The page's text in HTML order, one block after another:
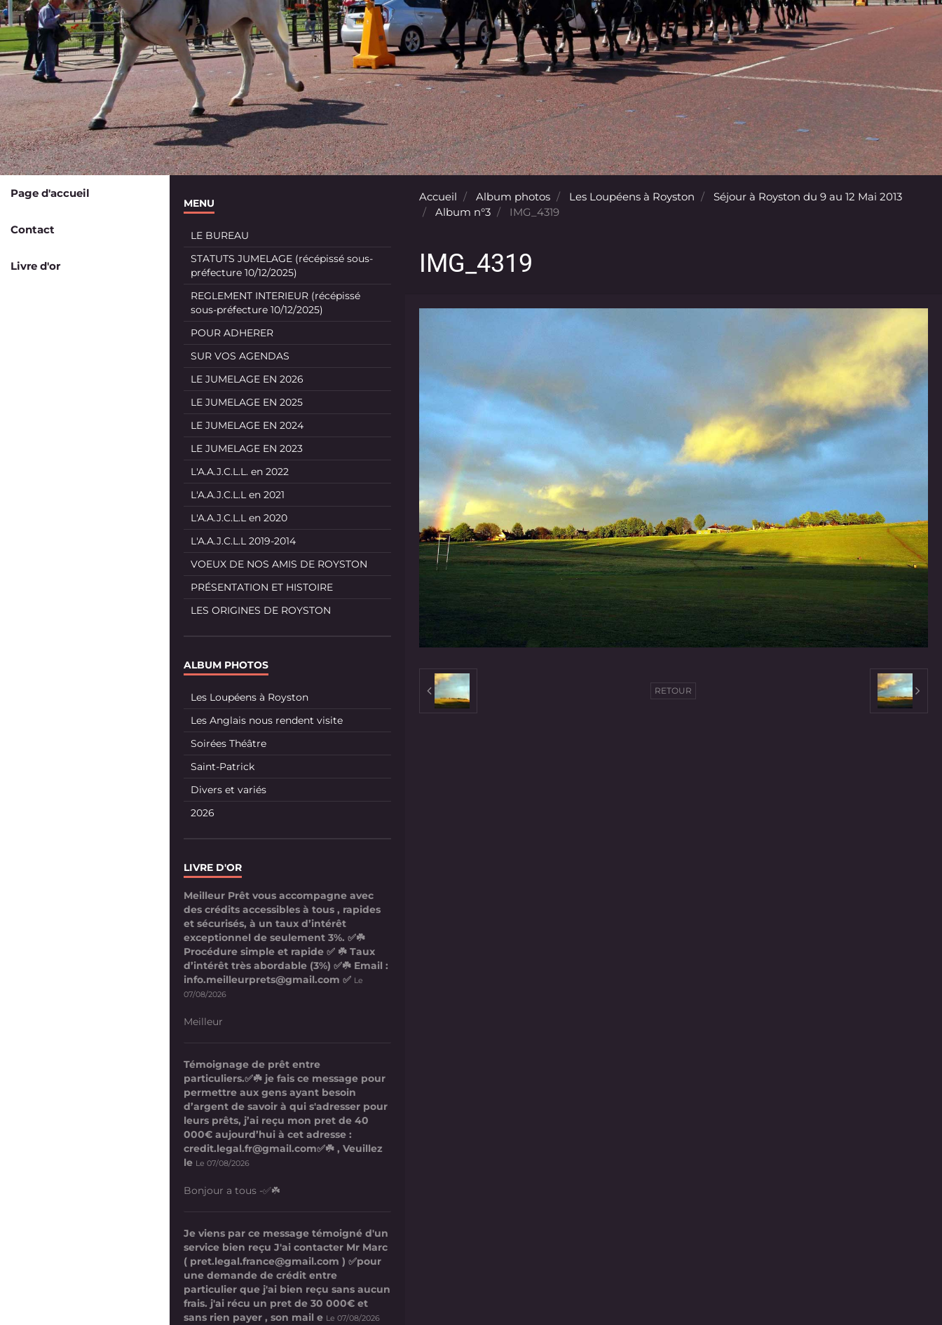
Page d'accueil
Contact
Livre d'or
Accueil Album photos Les Loupéens à Royston
Séjour à Royston du 9 au 12 Mai 2013
Album n°3
IMG_4319
IMG_4319
RETOUR
MENU
LE BUREAU
STATUTS JUMELAGE (récépissé sous-
préfecture 10/12/2025)
REGLEMENT INTERIEUR (récépissé
sous-préfecture 10/12/2025)
POUR ADHERER
SUR VOS AGENDAS
LE JUMELAGE EN 2026
LE JUMELAGE EN 2025
LE JUMELAGE EN 2024
LE JUMELAGE EN 2023
L'A.A.J.C.L.L. en 2022
L'A.A.J.C.L.L en 2021
L'A.A.J.C.L.L en 2020
L'A.A.J.C.L.L 2019-2014
VOEUX DE NOS AMIS DE ROYSTON
PRÉSENTATION ET HISTOIRE
LES ORIGINES DE ROYSTON
ALBUM PHOTOS
Les Loupéens à Royston
Les Anglais nous rendent visite
Soirées Théâtre
Saint-Patrick
Divers et variés
2026
LIVRE D'OR
Meilleur Prêt vous accompagne avec
des crédits accessibles à tous , rapides
et sécurisés, à un taux d’intérêt
exceptionnel de seulement 3%. ✅☘️
Procédure simple et rapide ✅ ☘️ Taux
d’intérêt très abordable (3%) ✅☘️ Email :
info.meilleurprets@gmail.com ✅ Le
07/08/2026
Meilleur
Témoignage de prêt entre
particuliers.✅☘️ je fais ce message pour
permettre aux gens ayant besoin
d’argent de savoir à qui s'adresser pour
leurs prêts, j’ai reçu mon pret de 40
000€ aujourd’hui à cet adresse :
credit.legal.fr@gmail.com✅☘️ , Veuillez
le Le 07/08/2026
Bonjour a tous -✅☘️
Je viens par ce message témoigné d'un
service bien reçu J'ai contacter Mr Marc
( pret.legal.france@gmail.com ) ✅pour
une demande de crédit entre
particulier que j'ai bien reçu sans aucun
frais. j'ai récu un pret de 30 000€ et
sans rien payer , son mail e Le 07/08/2026